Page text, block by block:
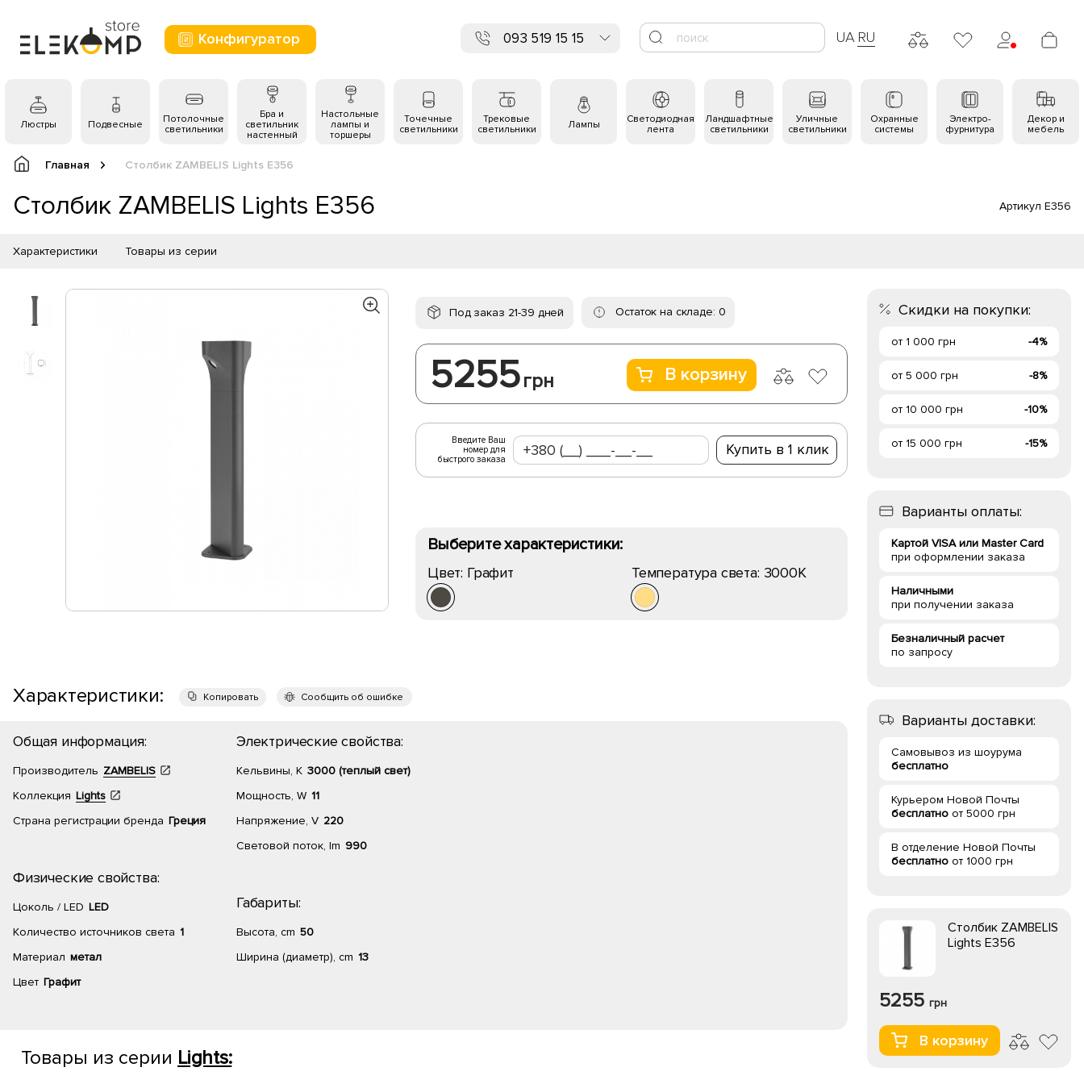
Конфигуратор 093 519 15 15 UA RU
Люстры Подвесные
Потолочные
светильники
Бра и
светильник
настенный
Настольные
лампы и
торшеры
Точечные
светильники
Трековые
светильники
Лампы
Светодиодная
лента
Ландшафтные
светильники
Уличные
светильники
Охранные
системы
Электро-
фурнитура
Декор и
мебель
Главная Столбик ZAMBELIS Lights E356
Столбик ZAMBELIS Lights E356 Артикул E356
Характеристики Товары из серии
Под заказ 21-39 дней Остаток на складе: 0
5255 грн В корзину
Введите Ваш
номер для
быстрого заказа
Купить в 1 клик
Выберите характеристики:
Цвет: Графит Температура света: 3000K
Характеристики: Копировать Сообщить об ошибке
Общая информация:
Производитель ZAMBELIS
Коллекция Lights
Страна регистрации бренда Греция
Физические свойства:
Цоколь / LED LED
Количество источников света 1
Материал метал
Цвет Графит
Электрические свойства:
Кельвины, К 3000 (теплый свет)
Мощность, W 11
Напряжение, V 220
Световой поток, lm 990
Габариты:
Высота, cm 50
Ширина (диаметр), cm 13
Товары из серии Lights:
Скидки на покупки:
от 1 000 грн -4%
от 5 000 грн -8%
от 10 000 грн -10%
от 15 000 грн -15%
Варианты оплаты:
Картой VISA или Master Card
при оформлении заказа
Наличными
при получении заказа
Безналичный расчет
по запросу
Варианты доставки:
Самовывоз из шоурума
бесплатно
Курьером Новой Почты
бесплатно от 5000 грн
В отделение Новой Почты
бесплатно от 1000 грн
Столбик ZAMBELIS
Lights E356
5255 грн
В корзину